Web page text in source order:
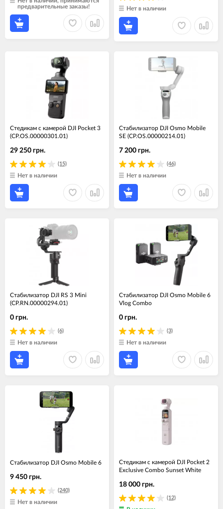
предварительные заказы!
Нет в наличии
Cтедикам c камерой DJI Pocket 3
(CP.OS.00000301.01)
(15)
29 250 грн.
Нет в наличии
Стабилизатор DJI Osmo Mobile
SE (CP.OS.00000214.01)
(46)
7 200 грн.
Нет в наличии
Стабилизатор DJI RS 3 Mini
(CP.RN.00000294.01)
(6)
0 грн.
Нет в наличии
Стабилизатор DJI Osmo Mobile 6
Vlog Combo
(3)
0 грн.
Нет в наличии
Стабилизатор DJI Osmo Mobile 6
(240)
9 450 грн.
Нет в наличии
Cтедикам c камерой DJI Pocket 2
Exclusive Combo Sunset White
(12)
18 000 грн.